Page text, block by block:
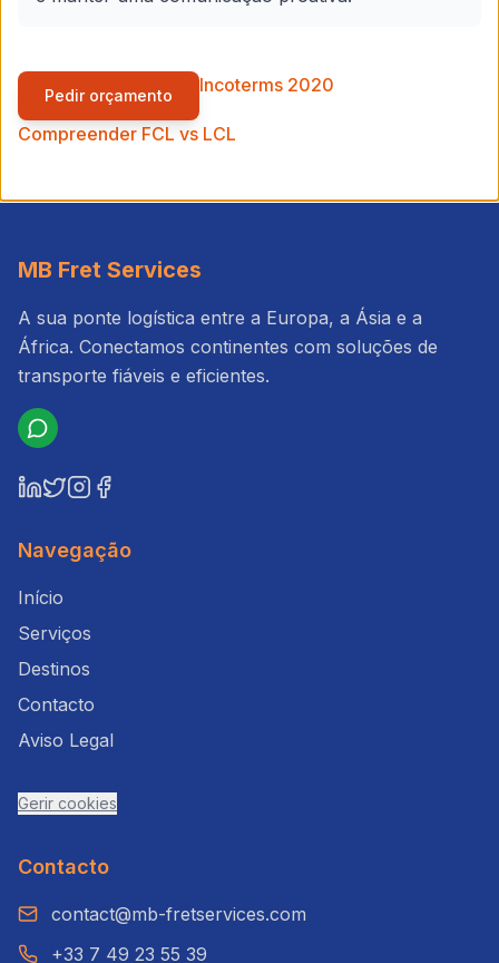
Pedir orçamento Incoterms 2020
Compreender FCL vs LCL
MB Fret Services
A sua ponte logística entre a Europa, a Ásia e a
África. Conectamos continentes com soluções de
transporte fiáveis e eficientes.
Navegação
Início
Serviços
Destinos
Contacto
Aviso Legal
Gerir cookies
Contacto
contact@mb-fretservices.com
+33 7 49 23 55 39